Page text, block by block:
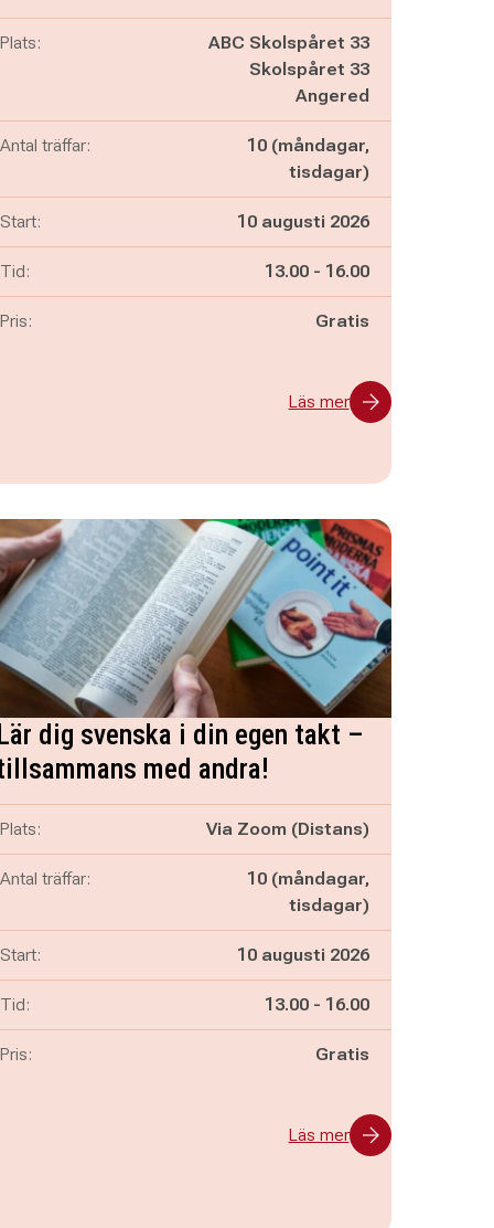
Plats:
ABC Skolspåret 33
Skolspåret 33
Angered
Antal träffar:
10 (måndagar,
tisdagar)
Start: 10 augusti 2026
Tid: Pågår mellan
13.00 - och
16.00
Pris: Gratis
Läs mer
dig svenska i din egen takt –
med andra!
Plats: Via Zoom (Distans)
Antal träffar:
10 (måndagar,
tisdagar)
Start: 10 augusti 2026
Tid: Pågår mellan
13.00 - och
16.00
Pris: Gratis
Läs mer